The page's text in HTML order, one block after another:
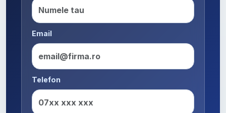
Email
Telefon